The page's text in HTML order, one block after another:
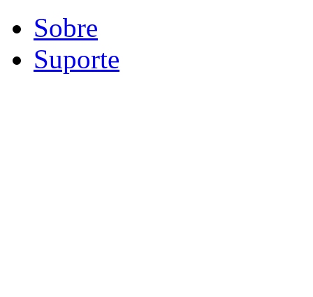
Sobre
Suporte